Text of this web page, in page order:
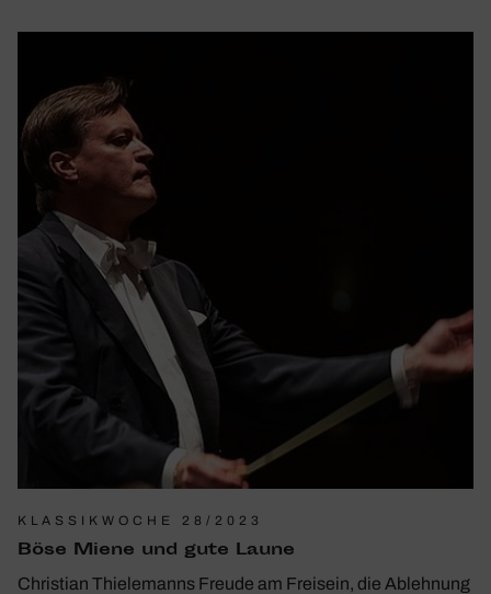
KLASSIKWOCHE 28/2023
Böse Miene und gute Laune
Christian Thielemanns Freude am Freisein, die Ablehnung